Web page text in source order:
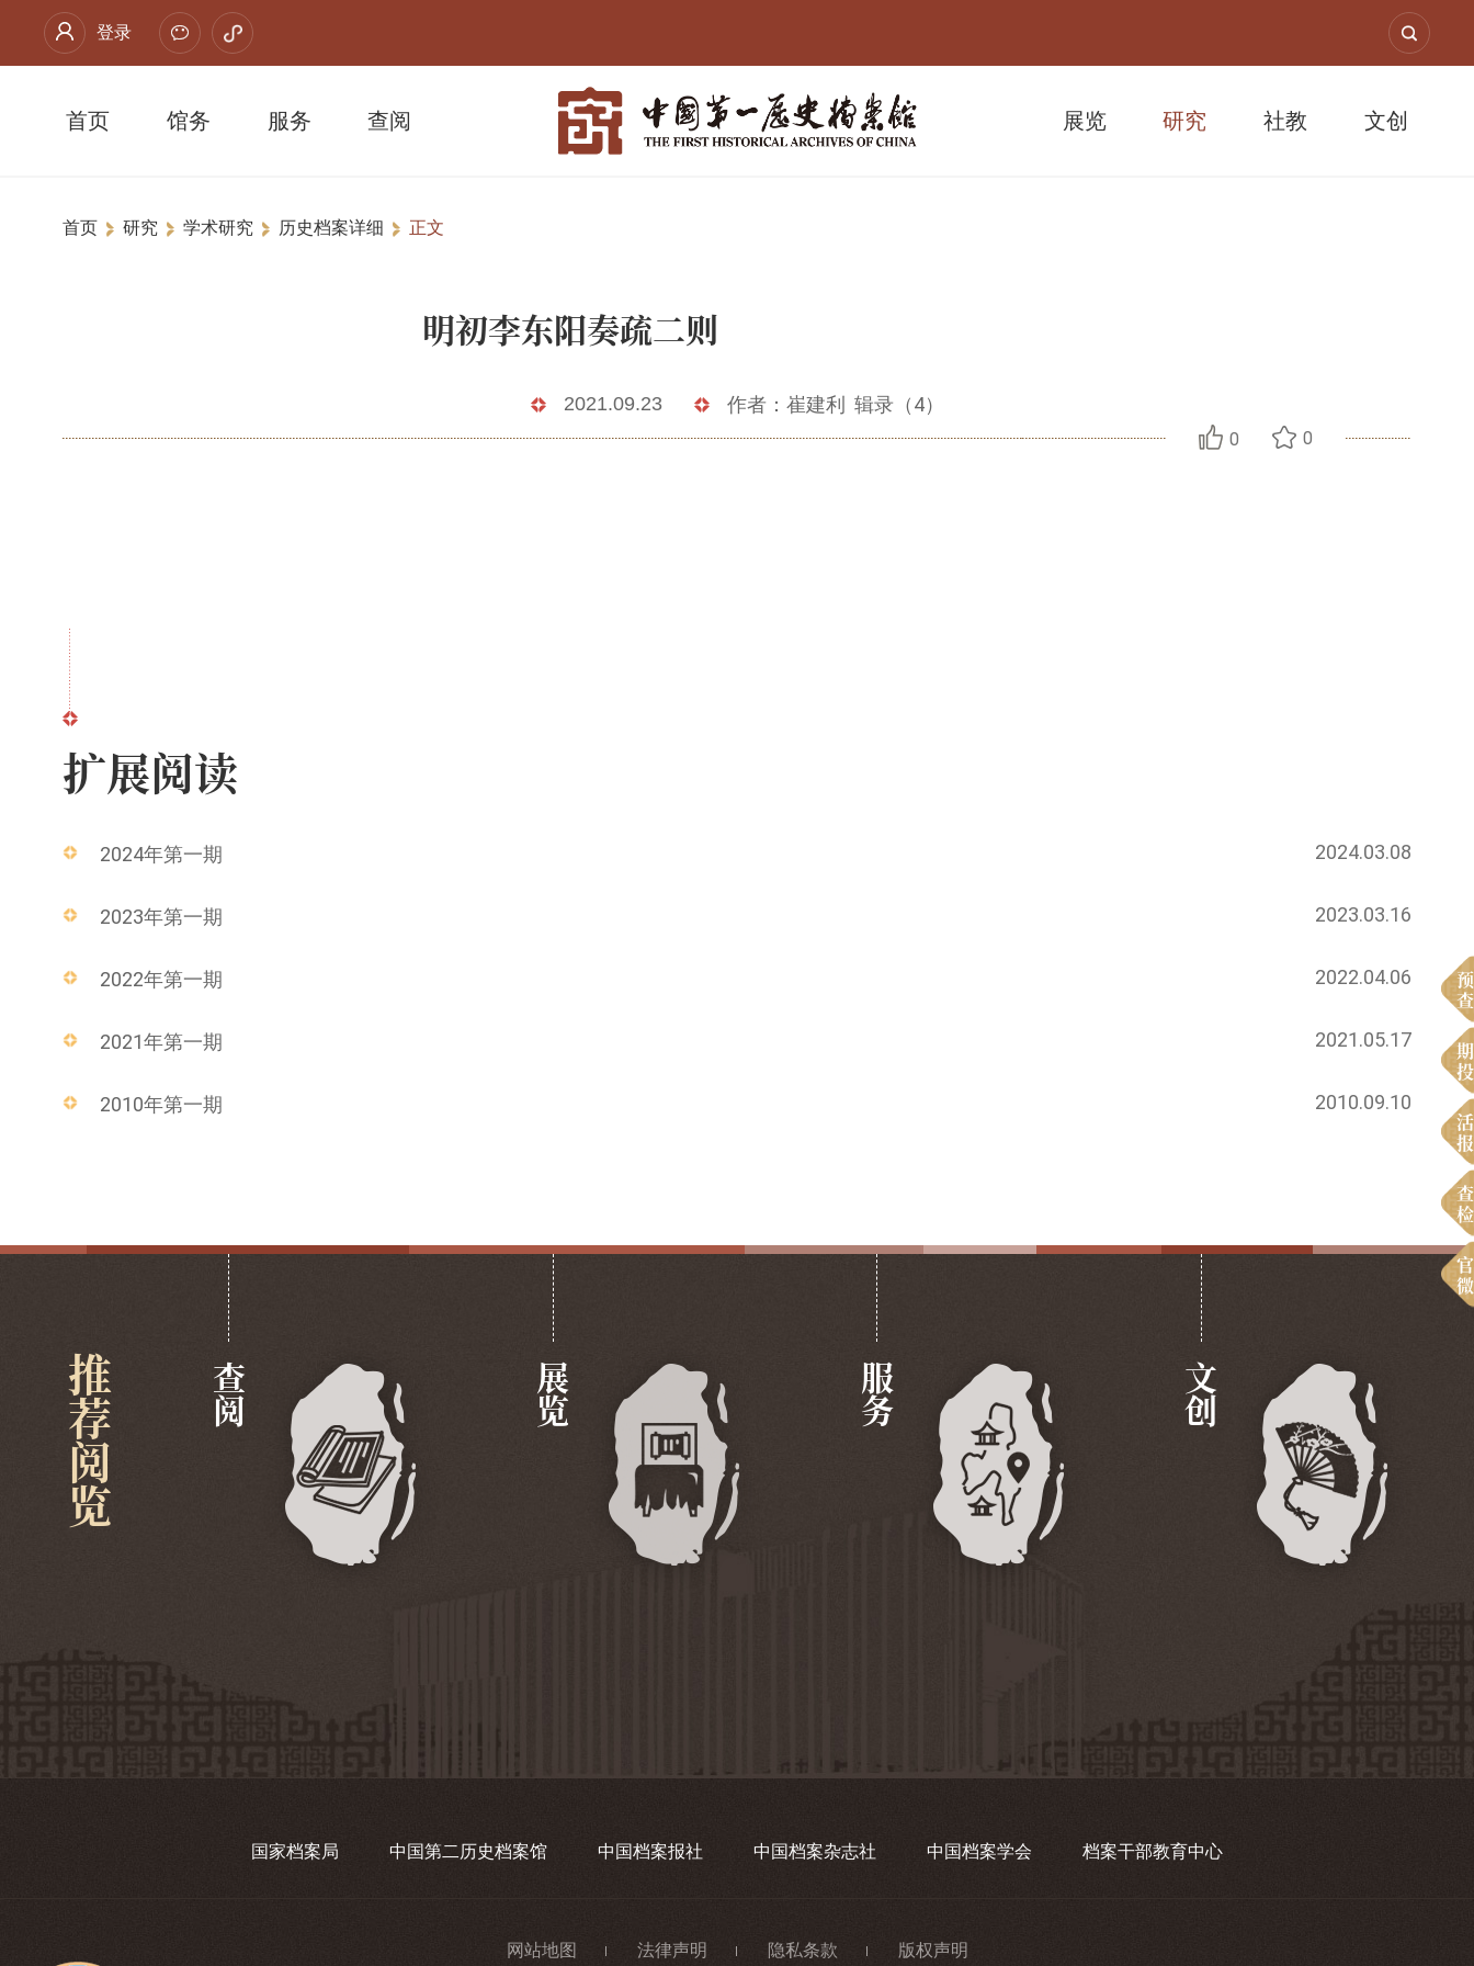
登录
首页 馆务 服务 查阅 展览 研究 社教 文创
首页 研究 学术研究 历史档案详细 正文
明初李东阳奏疏二则
2021.09.23 作者：崔建利 辑录（4）
0 0
扩展阅读
2024年第一期 2024.03.08
2023年第一期 2023.03.16
2022年第一期 2022.04.06
2021年第一期 2021.05.17
2010年第一期 2010.09.10
推荐阅览 查阅 展览 服务 文创
国家档案局 中国第二历史档案馆 中国档案报社 中国档案杂志社 中国档案学会 档案干部教育中心
网站地图 法律声明 隐私条款 版权声明